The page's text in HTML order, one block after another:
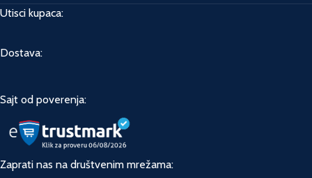
Utisci kupaca:
Dostava:
Sajt od poverenja:
Zaprati nas na društvenim mrežama: